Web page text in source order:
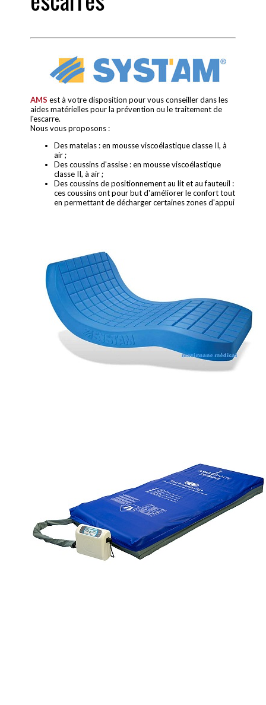
AMS est à votre disposition pour vous conseiller dans les
aides matérielles pour la prévention ou le traitement de
l'escarre.
Nous vous proposons :
Des matelas : en mousse viscoélastique classe II, à
air ;
Des coussins d'assise : en mousse viscoélastique
classe II, à air ;
Des coussins de positionnement au lit et au fauteuil :
ces coussins ont pour but d'améliorer le confort tout
en permettant de décharger certaines zones d'appui